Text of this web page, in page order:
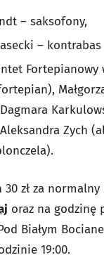
– saksofony,
– kontrabas
Fortepianowy
Zych
30 zł za normalny
oraz na godzinę
Białym
19:00.